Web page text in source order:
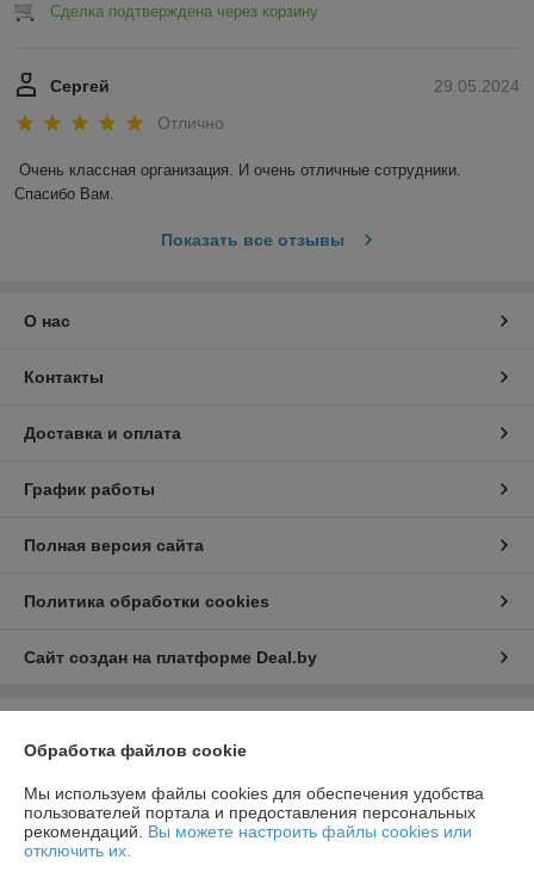
Сделка подтверждена через корзину
29.05.2024
Сергей
Отлично
Очень классная организация. И очень отличные сотрудники.
Спасибо Вам.
Показать все отзывы
О нас
Контакты
Доставка и оплата
График работы
Полная версия сайта
Политика обработки cookies
Сайт создан на платформе Deal.by
"ЛедЭлектроСвет"
ул. Будславская, д. 19, офис 209
Регистрационный номер ЕГР: 192989120
Обработка файлов cookie
Мы используем файлы cookies для обеспечения удобства
пользователей портала и предоставления персональных
рекомендаций. Вы можете настроить файлы cookies или
отключить их.